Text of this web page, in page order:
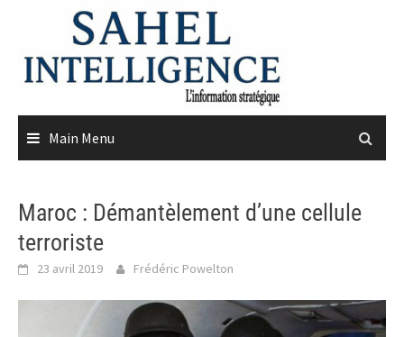
content
Main Menu
Maroc : Démantèlement d’une cellule
terroriste
23 avril 2019 Frédéric Powelton